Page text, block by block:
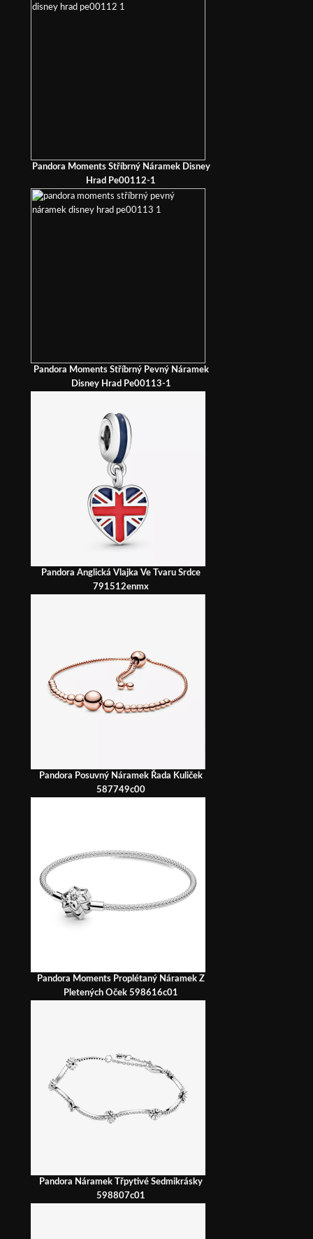
Pandora Moments Stříbrný Náramek Disney
Hrad Pe00112-1
Pandora Moments Stříbrný Pevný Náramek
Disney Hrad Pe00113-1
Pandora Anglická Vlajka Ve Tvaru Srdce
791512enmx
Pandora Posuvný Náramek Řada Kuliček
587749c00
Pandora Moments Proplétaný Náramek Z
Pletených Oček 598616c01
Pandora Náramek Třpytivé Sedmikrásky
598807c01